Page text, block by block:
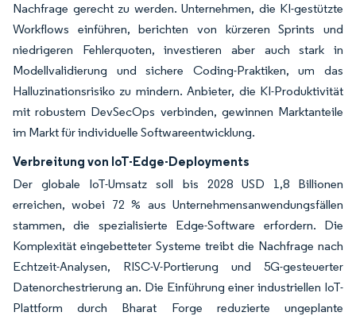
Nachfrage gerecht zu werden. Unternehmen, die KI-gestützte
Workflows einführen, berichten von kürzeren Sprints und
niedrigeren Fehlerquoten, investieren aber auch stark in
Modellvalidierung und sichere Coding-Praktiken, um das
Halluzinationsrisiko zu mindern. Anbieter, die KI-Produktivität
mit robustem DevSecOps verbinden, gewinnen Marktanteile
im Markt für individuelle Softwareentwicklung.
Verbreitung von IoT-Edge-Deployments
Der globale IoT-Umsatz soll bis 2028 USD 1,8 Billionen
erreichen, wobei 72 % aus Unternehmensanwendungsfällen
stammen, die spezialisierte Edge-Software erfordern. Die
Komplexität eingebetteter Systeme treibt die Nachfrage nach
Echtzeit-Analysen, RISC-V-Portierung und 5G-gesteuerter
Datenorchestrierung an. Die Einführung einer industriellen IoT-
Plattform durch Bharat Forge reduzierte ungeplante